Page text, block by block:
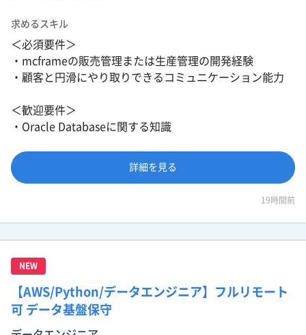
求めるスキル
＜必須要件＞
・mcframeの販売管理または生産管理の開発経験
・顧客と円滑にやり取りできるコミュニケーション能力
＜歓迎要件＞
・Oracle Databaseに関する知識
詳細を見る
19時間前
NEW
【AWS/Python/データエンジニア】フルリモート
可 データ基盤保守